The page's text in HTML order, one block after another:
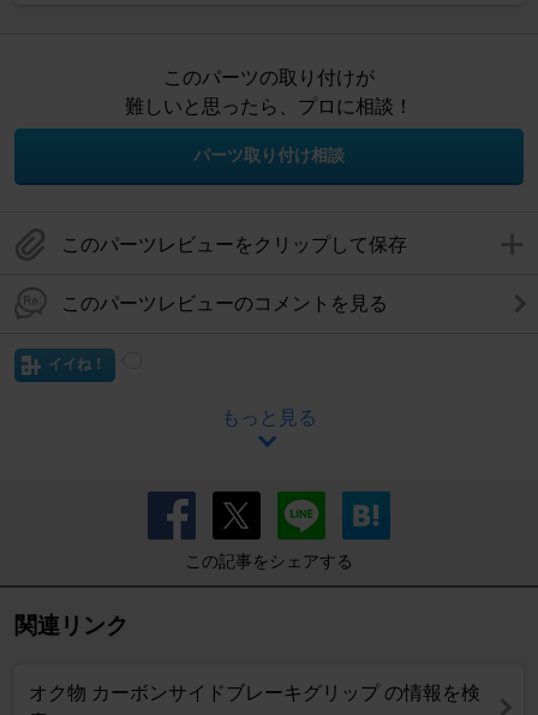
このパーツの取り付けが
難しいと思ったら、プロに相談！
パーツ取り付け相談
このパーツレビューをクリップして保存
このパーツレビューのコメントを見る
イイね！
もっと見る
この記事をシェアする
関連リンク
オク物 カーボンサイドブレーキグリップ の情報を検